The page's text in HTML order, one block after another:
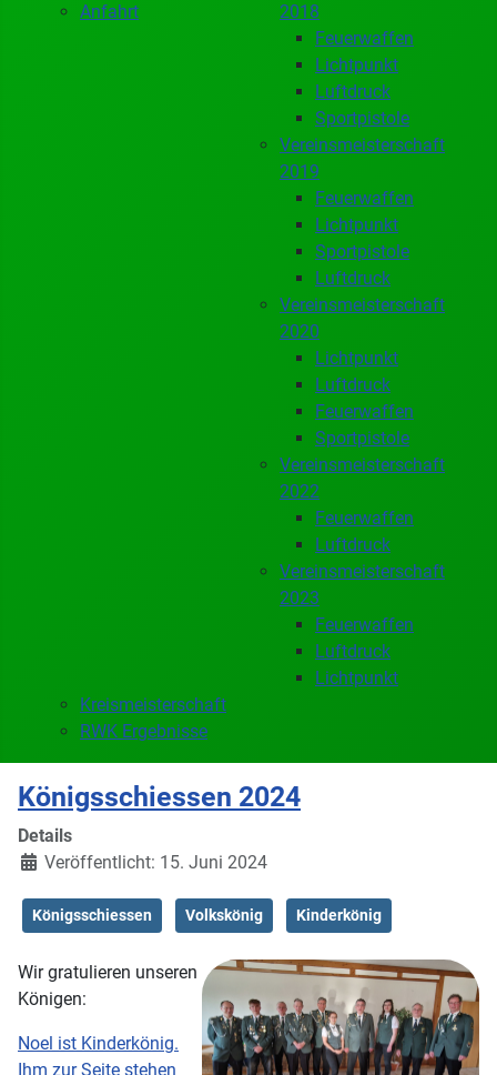
Anfahrt
2018
Feuerwaffen
Lichtpunkt
Luftdruck
Sportpistole
Vereinsmeisterschaft
2019
Feuerwaffen
Lichtpunkt
Sportpistole
Luftdruck
Vereinsmeisterschaft
2020
Lichtpunkt
Luftdruck
Feuerwaffen
Sportpistole
Vereinsmeisterschaft
2022
Feuerwaffen
Luftdruck
Vereinsmeisterschaft
2023
Feuerwaffen
Luftdruck
Lichtpunkt
Kreismeisterschaft
RWK Ergebnisse
Königsschiessen 2024
Details
Veröffentlicht: 15. Juni 2024
Königsschiessen Volkskönig Kinderkönig
Wir gratulieren unseren
Königen:
Noel ist Kinderkönig.
Ihm zur Seite stehen